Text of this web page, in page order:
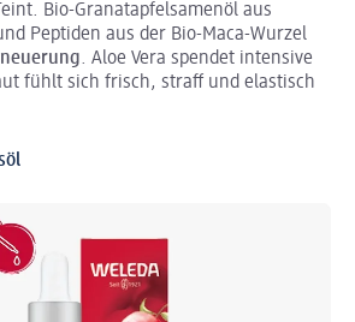
Bio-Granatapfelsamenöl aus
Peptiden aus der Bio-Maca-Wurzel
. Aloe Vera spendet intensive
fühlt sich frisch, straff und elastisch